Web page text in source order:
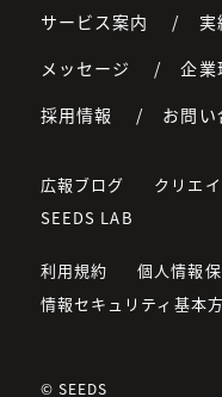
サービス案内 実
メッセージ
企業
採用情報
お問い
広報ブログ クリエ
SEEDS LAB
利用規約
個人情報
情報セキュリティ基本
© SEEDS